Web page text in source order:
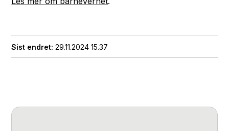
Sist endret 29.11.2024 15.37